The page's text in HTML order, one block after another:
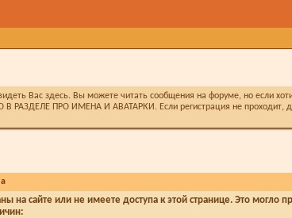
Вас здесь. Вы можете читать сообщения на форуме, но если
РАЗДЕЛЕ ПРО ИМЕНА И АВАТАРКИ. Если регистрация не проходит,
на сайте или не имеете доступа к этой странице. Это могло